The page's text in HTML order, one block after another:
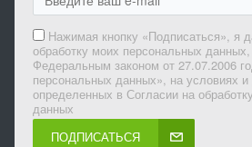
Нажимая кнопку «Подписаться», я
обработку моих персональных данных,
Федеральным законом от 27.07.2006
персональных данных», на условиях
определенных в Согласии на
данных
ПОДПИСАТЬСЯ